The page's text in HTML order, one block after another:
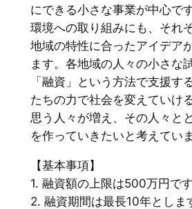
にできる小さな事業が中心で
環境への取り組みにも、それ
地域の特性に合ったアイデア
ます。各地域の人々の小さな
「融資」という方法で支援す
たちの力で社会を変えていけ
思う人々が増え、その人々と
を作っていきたいと考えていま
【基本事項】
1. 融資額の上限は500万円です
2. 融資期間は最長10年としま